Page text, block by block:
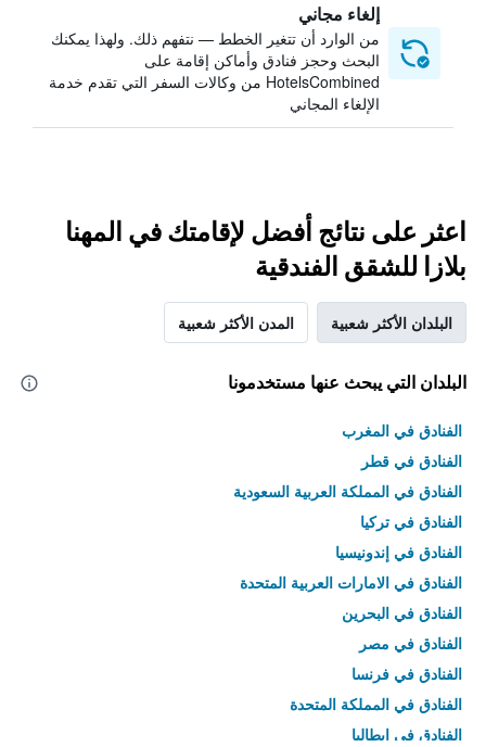
إلغاء مجاني
من الوارد أن تتغير الخطط — نتفهم ذلك. ولهذا يمكنك
البحث وحجز فنادق وأماكن إقامة على
HotelsCombined من وكالات السفر التي تقدم خدمة
الإلغاء المجاني
اعثر على نتائج أفضل لإقامتك في المهنا
بلازا للشقق الفندقية
البلدان الأكثر شعبية المدن الأكثر شعبية
البلدان التي يبحث عنها مستخدمونا
الفنادق في المغرب
الفنادق في قطر
الفنادق في المملكة العربية السعودية
الفنادق في تركيا
الفنادق في إندونيسيا
الفنادق في الامارات العربية المتحدة
الفنادق في البحرين
الفنادق في مصر
الفنادق في فرنسا
الفنادق في المملكة المتحدة
الفنادق في إيطاليا